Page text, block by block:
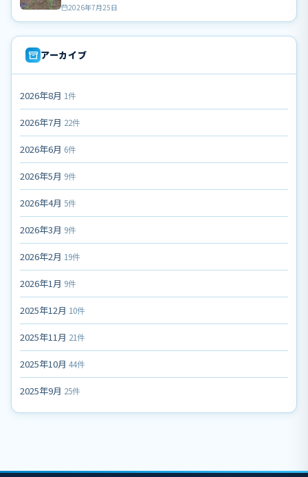
2026年7月25日
アーカイブ
2026年8月 1件
2026年7月 22件
2026年6月 6件
2026年5月 9件
2026年4月 5件
2026年3月 9件
2026年2月 19件
2026年1月 9件
2025年12月 10件
2025年11月 21件
2025年10月 44件
2025年9月 25件